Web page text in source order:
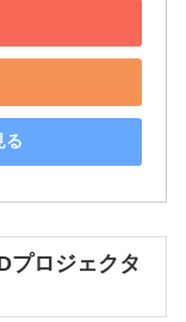
る
プロジェクタ